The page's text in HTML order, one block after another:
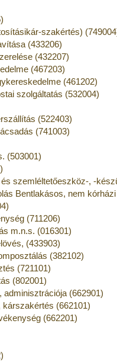
szakértés)
(433206)
(432207)
(467203)
(461202)
szolgáltatás (532004)
(522403)
(741003)
(503001)
szemléltetőeszköz-, -
Bentlakásos, nem
(711206)
m.n.s. (016301)
(433903)
(382102)
(721101)
(802001)
(662901)
(662101)
(662201)